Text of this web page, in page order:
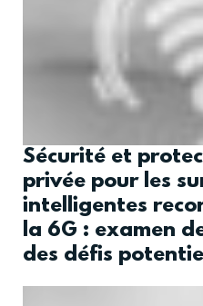
Sécurité et
privée pour les
intelligentes
la 6G : examen
des défis